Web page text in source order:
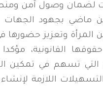
لضمان وصول آمن
ماضي بجهود الجهات
المرأة وتعزيز
القانونية،
التي تسهم في تمكين
اللازمة